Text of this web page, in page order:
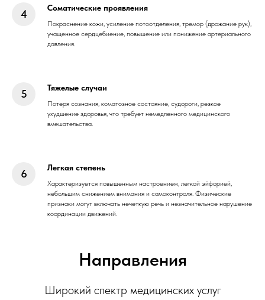
Соматические проявления
Покраснение кожи, усиление потоотделения, тремор (дрожание рук),
учащенное сердцебиение, повышение или понижение артериального
давления.
Тяжелые случаи
Потеря сознания, коматозное состояние, судороги, резкое
ухудшение здоровья, что требует немедленного медицинского
вмешательства.
Легкая степень
Характеризуется повышенным настроением, легкой эйфорией,
небольшим снижением внимания и самоконтроля. Физические
признаки могут включать нечеткую речь и незначительное нарушение
координации движений.
Направления
Широкий спектр медицинских услуг